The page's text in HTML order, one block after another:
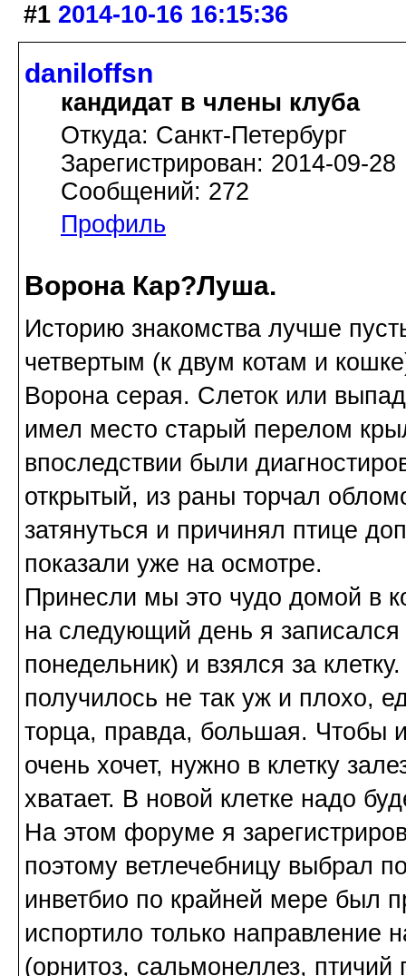
#1 2014-10-16 16:15:36
daniloffsn
кандидат в члены клуба
Откуда: Санкт-Петербург
Зарегистрирован: 2014-09-28
Сообщений: 272
Профиль
Ворона Кар?Луша.
Историю знакомства лучше
четвертым (к двум котам и
Ворона серая. Слеток или
имел место старый перелом
впоследствии были
открытый, из раны торчал
затянуться и причинял птице
показали уже на осмотре.
Принесли мы это чудо домой в
на следующий день я записался
понедельник) и взялся за
получилось не так уж и плохо,
торца, правда, большая. Чтобы
очень хочет, нужно в клетку
хватает. В новой клетке надо
На этом форуме я
поэтому ветлечебницу выбрал
инветбио по крайней мере был
испортило только направление
(орнитоз, сальмонеллез,